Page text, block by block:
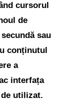
cursorul
de
sau
conținutul
a
interfața
utilizat.